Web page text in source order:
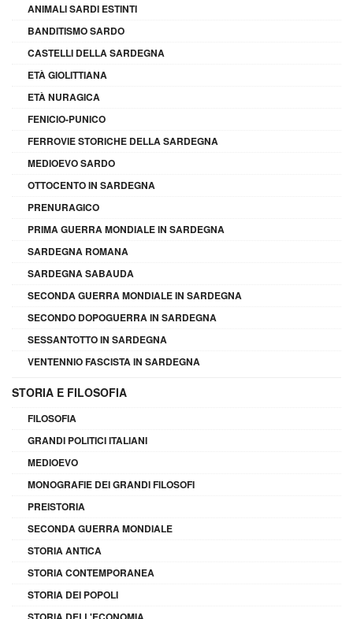
ANIMALI SARDI ESTINTI
BANDITISMO SARDO
CASTELLI DELLA SARDEGNA
ETÀ GIOLITTIANA
ETÀ NURAGICA
FENICIO-PUNICO
FERROVIE STORICHE DELLA SARDEGNA
MEDIOEVO SARDO
OTTOCENTO IN SARDEGNA
PRENURAGICO
PRIMA GUERRA MONDIALE IN SARDEGNA
SARDEGNA ROMANA
SARDEGNA SABAUDA
SECONDA GUERRA MONDIALE IN SARDEGNA
SECONDO DOPOGUERRA IN SARDEGNA
SESSANTOTTO IN SARDEGNA
VENTENNIO FASCISTA IN SARDEGNA
STORIA E FILOSOFIA
FILOSOFIA
GRANDI POLITICI ITALIANI
MEDIOEVO
MONOGRAFIE DEI GRANDI FILOSOFI
PREISTORIA
SECONDA GUERRA MONDIALE
STORIA ANTICA
STORIA CONTEMPORANEA
STORIA DEI POPOLI